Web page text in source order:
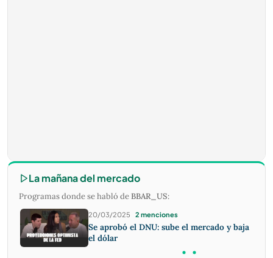
La mañana del mercado
Programas donde se habló deBBAR_US:
20/03/2025 2 menciones
Se aprobó el DNU: sube el mercado y baja
el dólar